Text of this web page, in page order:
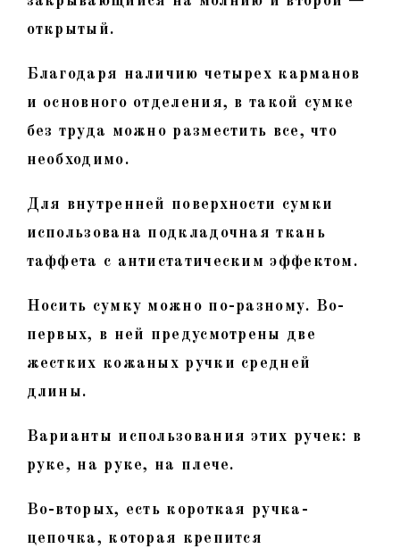
открытый.
Благодаря наличию четырех карманов
и основного отделения, в такой сумке
без труда можно разместить все, что
необходимо.
Для внутренней поверхности сумки
использована подкладочная ткань
таффета с антистатическим эффектом.
Носить сумку можно по-разному. Во-
первых, в ней предусмотрены две
жестких кожаных ручки средней
длины.
Варианты использования этих ручек: в
руке, на руке, на плече.
Во-вторых, есть короткая ручка-
цепочка, которая крепится